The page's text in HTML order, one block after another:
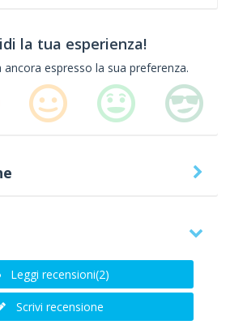
la tua esperienza!
espresso la sua preferenza.
Leggi recensioni(2)
Scrivi recensione